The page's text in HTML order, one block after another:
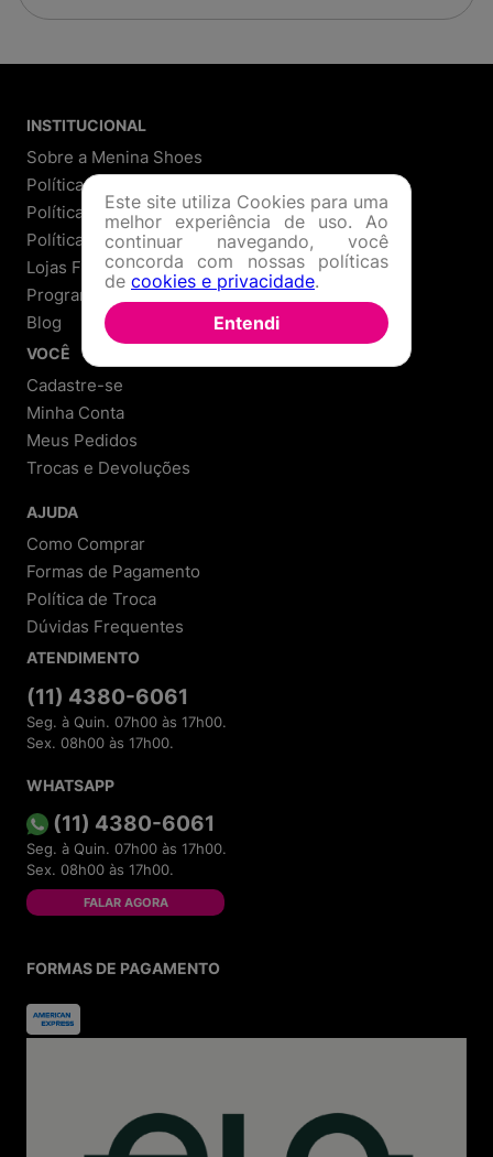
INSTITUCIONAL
Sobre a Menina Shoes
Política de Privacidade
Política de Troca
Política de Entrega
Lojas Físicas
Programa de Fidelidade
Blog
VOCÊ
Cadastre-se
Minha Conta
Meus Pedidos
Trocas e Devoluções
AJUDA
Como Comprar
Formas de Pagamento
Política de Troca
Dúvidas Frequentes
ATENDIMENTO
(11) 4380-6061
Seg. à Quin. 07h00 às 17h00.
Sex. 08h00 às 17h00.
WHATSAPP
(11) 4380-6061
Seg. à Quin. 07h00 às 17h00.
Sex. 08h00 às 17h00.
FALAR AGORA
FORMAS DE PAGAMENTO
Este site utiliza Cookies para uma
melhor experiência de uso. Ao
continuar navegando, você
concorda com nossas políticas
de cookies e privacidade.
Entendi